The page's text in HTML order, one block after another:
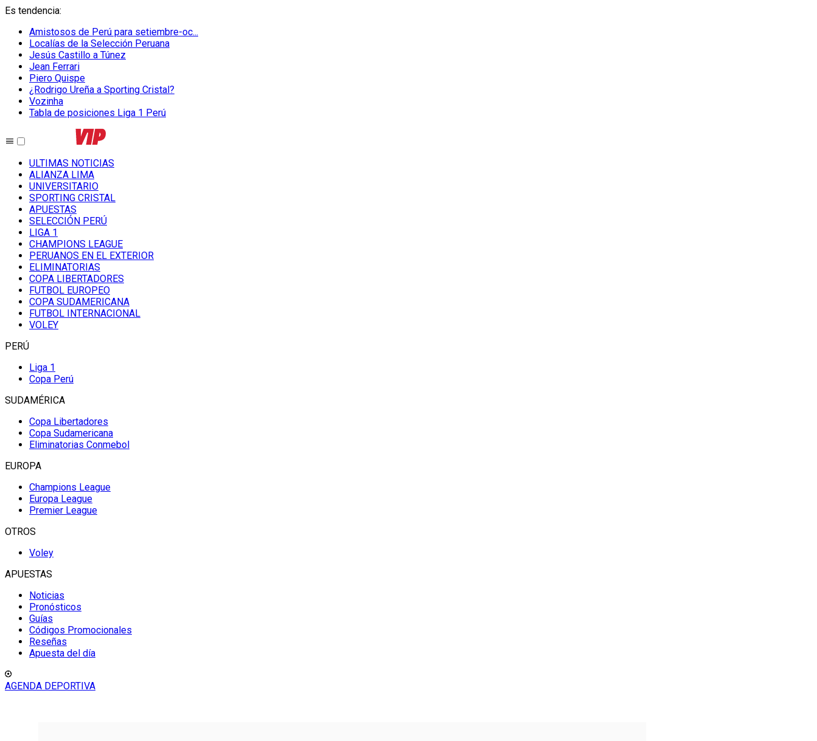
Es tendencia:
Amistosos de Perú para setiembre-oc...
Localías de la Selección Peruana
Jesús Castillo a Túnez
Jean Ferrari
Piero Quispe
¿Rodrigo Ureña a Sporting Cristal?
Vozinha
Tabla de posiciones Liga 1 Perú
ULTIMAS NOTICIAS
ALIANZA LIMA
UNIVERSITARIO
SPORTING CRISTAL
APUESTAS
SELECCIÓN PERÚ
LIGA 1
CHAMPIONS LEAGUE
PERUANOS EN EL EXTERIOR
ELIMINATORIAS
COPA LIBERTADORES
FUTBOL EUROPEO
COPA SUDAMERICANA
FUTBOL INTERNACIONAL
VOLEY
PERÚ
Liga 1
Copa Perú
SUDAMÉRICA
Copa Libertadores
Copa Sudamericana
Eliminatorias Conmebol
EUROPA
Champions League
Europa League
Premier League
OTROS
Voley
APUESTAS
Noticias
Pronósticos
Guías
Códigos Promocionales
Reseñas
Apuesta del día
AGENDA DEPORTIVA